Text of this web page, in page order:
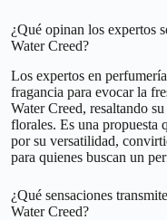
¿Qué opinan los expertos
Water Creed?
Los expertos en
fragancia para evocar la
Water Creed, resaltando
florales. Es una propuesta
por su versatilidad,
para quienes buscan un
¿Qué sensaciones
Water Creed?